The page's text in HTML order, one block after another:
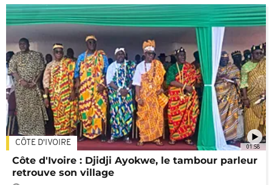
01:58
CÔTE D'IVOIRE
Côte d'Ivoire : Djidji Ayokwe, le tambour parleur
retrouve son village